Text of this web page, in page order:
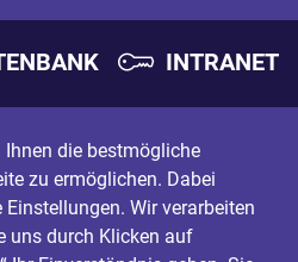
INTRANET
die bestmögliche
zu ermöglichen. Dabei
Wir verarbeiten
uns durch Klicken auf